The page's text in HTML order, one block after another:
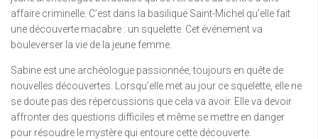
affaire criminelle. C’est dans la basilique Saint-Michel qu’elle fait
une découverte macabre : un squelette. Cet événement va
bouleverser la vie de la jeune femme.
Sabine est une archéologue passionnée, toujours en quête de
nouvelles découvertes. Lorsqu’elle met au jour ce squelette, elle ne
se doute pas des répercussions que cela va avoir. Elle va devoir
affronter des questions difficiles et même se mettre en danger
pour résoudre le mystère qui entoure cette découverte.